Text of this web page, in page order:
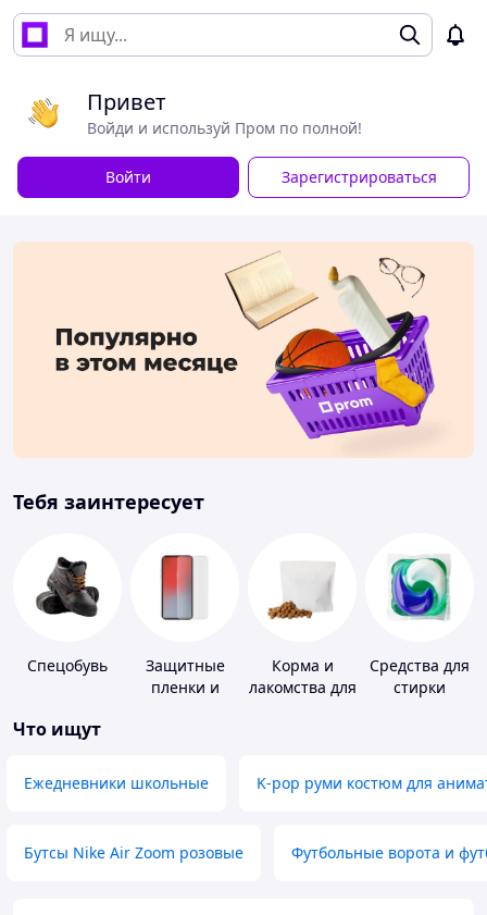
Привет
Войди и используй Пром по полной!
Войти Зарегистрироваться
Тебя заинтересует
Спецобувь
Защитные
пленки и
Корма и
лакомства для
Средства для
стирки
Что ищут
Ежедневники школьные K-pop руми костюм для
Бутсы Nike Air Zoom розовые Футбольные ворота и